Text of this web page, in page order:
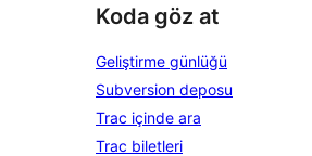
Koda göz at
Geliştirme günlüğü
Subversion deposu
Trac içinde ara
Trac biletleri